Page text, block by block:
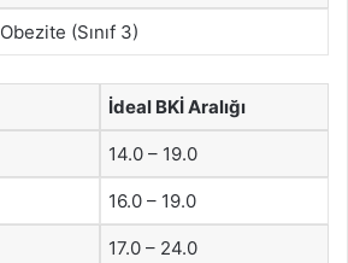
Obezite (Sınıf 3)
İdeal BKİ Aralığı
14.0 – 19.0
16.0 – 19.0
17.0 – 24.0